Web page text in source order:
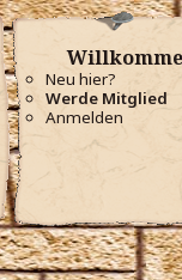
Neu hier?
Werde Mitglied
Anmelden